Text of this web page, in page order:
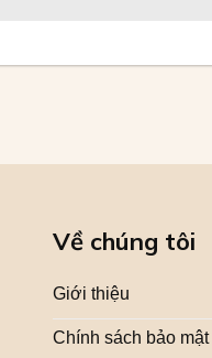
Về chúng tôi
Giới thiệu
Chính sách bảo mật